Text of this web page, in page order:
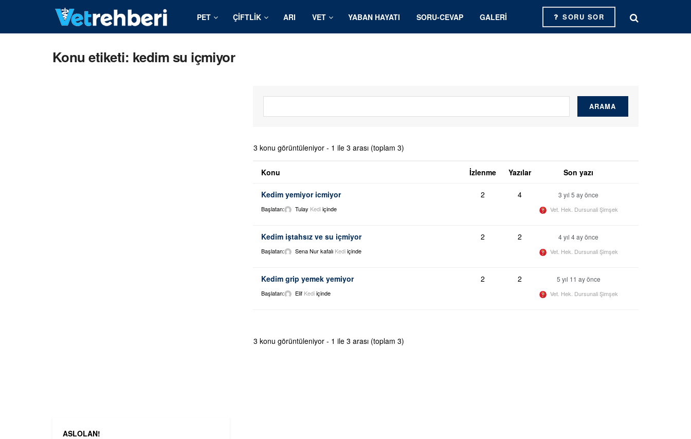
PET ÇIFTLIK ARI VET YABAN HAYATI SORU-CEVAP GALERI SORU SOR
Konu etiketi: kedim su içmiyor
3 konu görüntüleniyor - 1 ile 3 arası (toplam 3)
Konu İzlenme Yazılar Son yazı
Kedim yemiyor icmiyor
Başlatan: Tulay Kediiçinde
2 4 3 yıl 5 ay önce
Vet. Hek. Dursunali Şimşek
Kedim iştahsız ve su içmiyor
Başlatan: Sena Nur kafalı Kediiçinde
2 2 4 yıl 4 ay önce
Vet. Hek. Dursunali Şimşek
Kedim grip yemek yemiyor
Başlatan: Elif Kediiçinde
2 2 5 yıl 11 ay önce
Vet. Hek. Dursunali Şimşek
3 konu görüntüleniyor - 1 ile 3 arası (toplam 3)
ASLOLAN!